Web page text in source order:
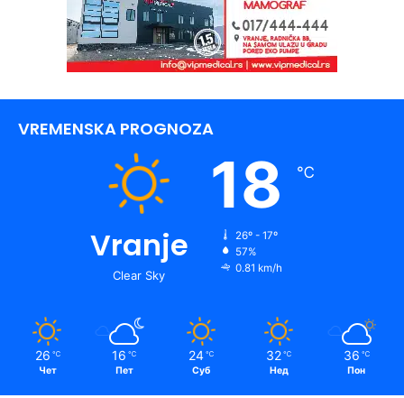
VREMENSKA PROGNOZA
Vranje
Clear Sky
18 ℃
26º - 17º
57%
0.81 km/h
26 ℃
Чет
16 ℃
Пет
24 ℃
Суб
32 ℃
Нед
36 ℃
Пон